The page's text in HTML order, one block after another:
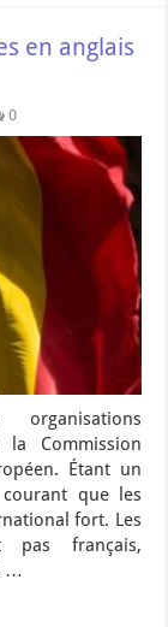
en anglais
0
Commission
Étant un
que les
fort. Les
pas français,
…